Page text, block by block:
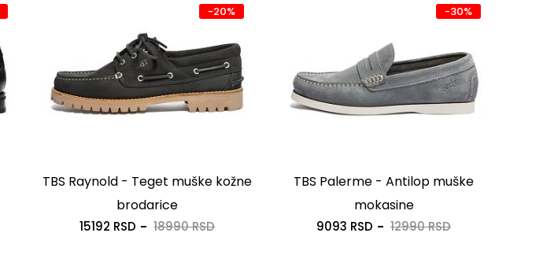
-20%
TBS Raynold - Teget muške kožne
brodarice
15192 RSD 18990 RSD
-30%
TBS Palerme - Antilop muške
mokasine
9093 RSD 12990 RSD